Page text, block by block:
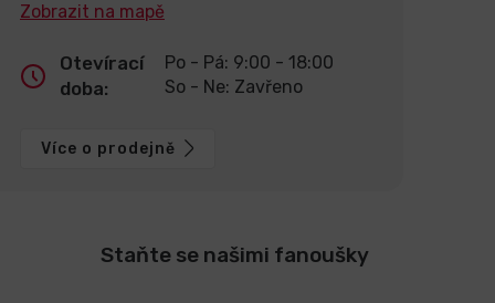
Zobrazit na mapě
Otevírací
doba:
Po - Pá: 9:00 - 18:00
So - Ne: Zavřeno
Více o prodejně
Staňte se našimi fanoušky